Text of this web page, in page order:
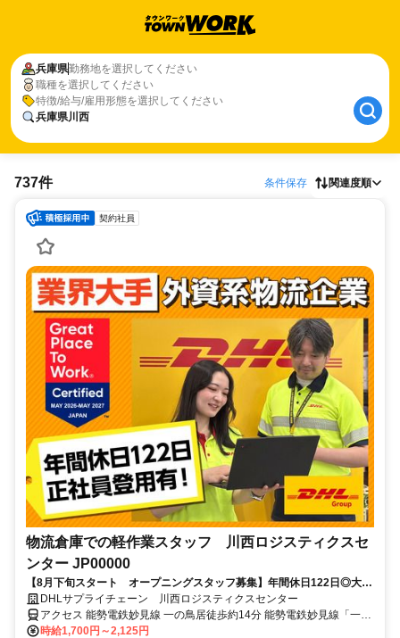
兵庫県勤務地を選択してください
職種を選択してください
特徴/給与/雇用形態を選択してください
兵庫県川西
737件 条件保存 関連度順
契約社員
物流倉庫での軽作業スタッフ 川西ロジスティクスセ
ンター JP00000
【8月下旬スタート オープニングスタッフ募集】年間休日122日◎大手
DHLで安心勤務｜夜勤専従・軽作業スタッフ
DHLサプライチェーン 川西ロジスティクスセンター
アクセス 能勢電鉄妙見線 一の鳥居徒歩約14分 能勢電鉄妙見線「一の
鳥居」駅より無料シャトルバスがあります。
時給1,700円～2,125円